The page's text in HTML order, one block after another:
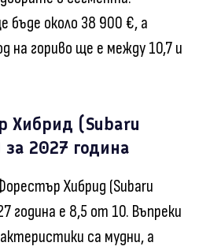
бъде около 38 900 €, а
на гориво ще е между 10,7 и
Хибрид (Subaru
2027 година
Хибрид (Subaru
година е 8,5 от 10. Въпреки
са мудни, а